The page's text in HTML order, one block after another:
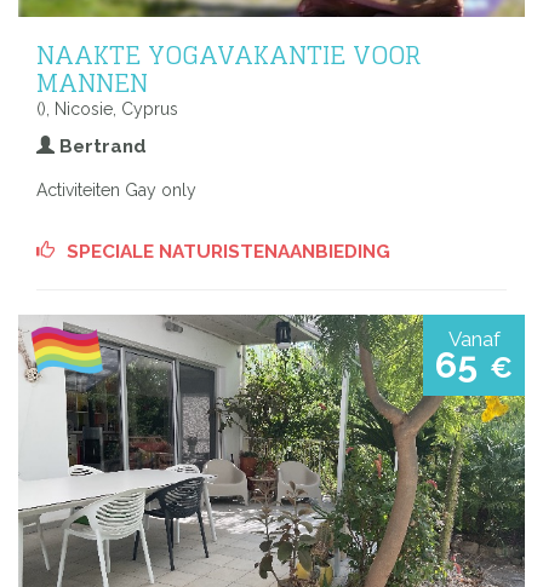
NAAKTE YOGAVAKANTIE VOOR
MANNEN
(), Nicosie, Cyprus
Bertrand
Activiteiten Gay only
SPECIALE NATURISTENAANBIEDING
Vanaf
65 €